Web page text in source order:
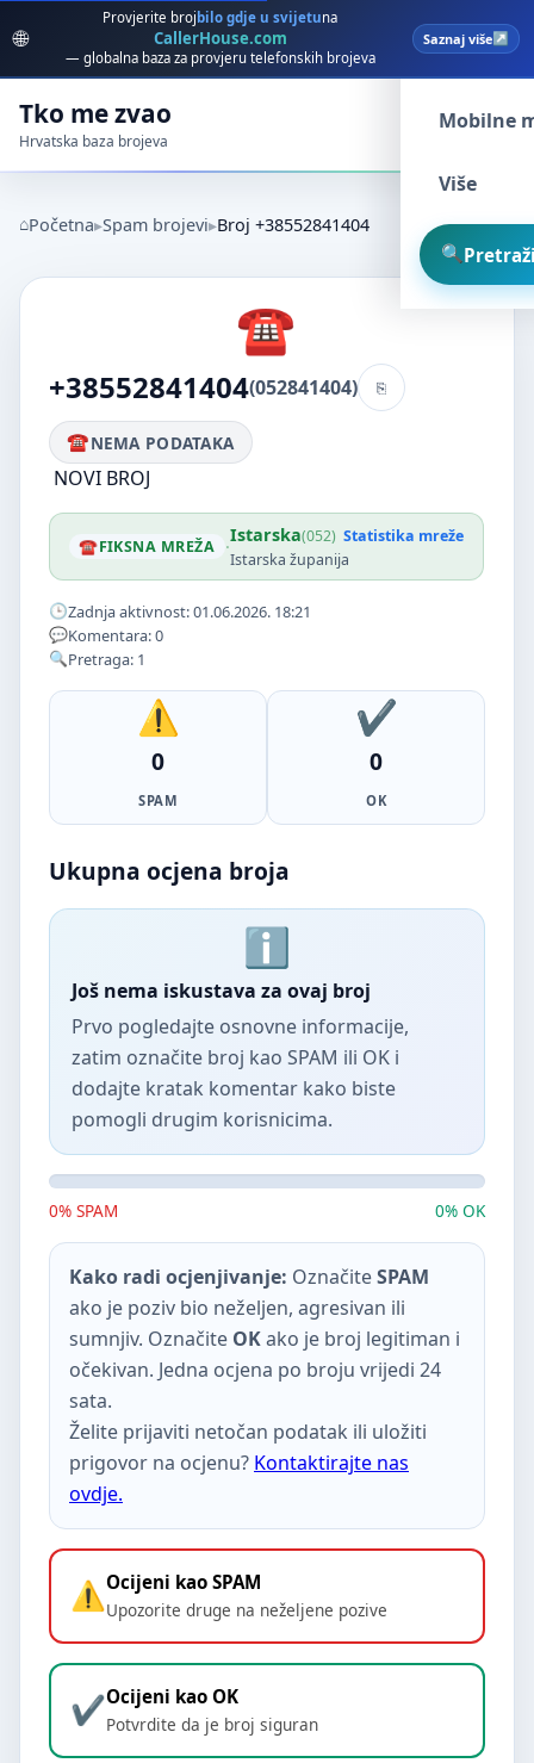
🌐
Provjerite broj bilo gdje u svijetuna
CallerHouse.com
— globalna baza za provjeru telefonskih brojeva
Saznaj više
Tko me zvao
Hrvatska baza brojeva
Spam
Mobilne
Više
Početna Spam brojevi Broj +38552841404
+38552841404(052841404)
NEMA PODATAKA
NOVI BROJ
FIKSNA MREŽA ·Istarska(052) Statistika mreže
Istarska županija
Zadnja aktivnost: 01.06.2026. 18:21
Komentara: 0
Pretraga: 1
0
SPAM
0
OK
Ukupna ocjena broja
Još nema iskustava za ovaj broj
Prvo pogledajte osnovne informacije,
zatim označite broj kao SPAM ili OK i
dodajte kratak komentar kako biste
pomogli drugim korisnicima.
0% SPAM 0% OK
Kako radi ocjenjivanje: OznačiteSPAM
ako je poziv bio neželjen, agresivan ili
sumnjiv. Označite OKako je broj legitiman i
očekivan. Jedna ocjena po broju vrijedi 24
sata.
Želite prijaviti netočan podatak ili uložiti
prigovor na ocjenu? Kontaktirajte nas
ovdje.
Ocijeni kao SPAM
Upozorite druge na neželjene pozive
Ocijeni kao OK
Potvrdite da je broj siguran